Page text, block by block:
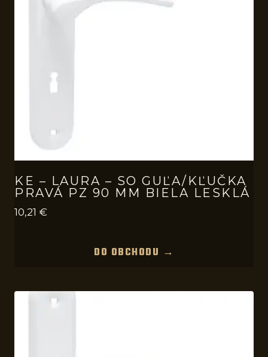
KE – LAURA – SO GUĽA/KĽUČKA
PRAVÁ PZ 90 MM BIELA LESKLÁ
10,21 €
DO OBCHODU →